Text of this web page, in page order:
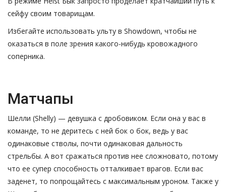
сейфу своим товарищам.
Избегайте использовать ульту в Showdown, чтобы не
оказаться в поле зрения какого-нибудь кровожадного
соперника.
Матчапы
Шелли (Shelly) — девушка с дробовиком. Если она у вас в
команде, то не деритесь с ней бок о бок, ведь у вас
одинаковые стволы, почти одинаковая дальность
стрельбы. А вот сражаться против нее сложновато, потому
что ее супер способность отталкивает врагов. Если вас
заденет, то попрощайтесь с максимальным уроном. Также у